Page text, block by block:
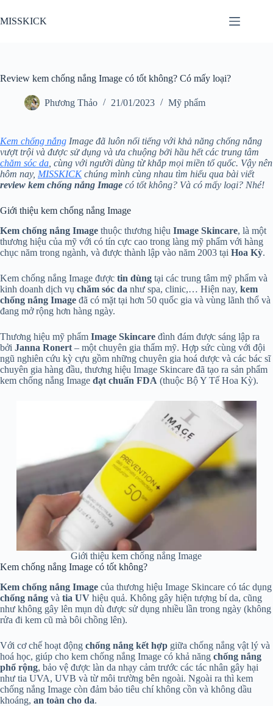
đến
phần
MISSKICK
Review kem chống nắng Image có tốt không? Có mấy loại?
Phương Thảo 21/01/2023 Mỹ phẩm
Kem chống nắng Image đã luôn nổi tiếng với khả năng chống nắng
vượt trội và được sử dụng và ưa chuộng bởi hầu hết các trung tâm
chăm sóc da , cùng với người dùng từ khắp mọi miền tổ quốc. Vậy nên
hôm nay, MISSKICKchúng mình cùng nhau tìm hiểu qua bài viết
review kem chống nắng Image có tốt không? Và có mấy loại? Nhé!
Giới thiệu kem chống nắng Image
Kem chống nắng Image thuộc thương hiệu Image Skincare, là một
thương hiệu của mỹ với có tín cực cao trong làng mỹ phẩm với hàng
chục năm trong ngành, và được thành lập vào năm 2003 tại Hoa Kỳ.
Kem chống nắng Image được tin dùng tại các trung tâm mỹ phẩm và
kinh doanh dịch vụ chăm sóc da như spa, clinic,… Hiện nay, kem
chống nắng Image đã có mặt tại hơn 50 quốc gia và vùng lãnh thổ và
đang mở rộng hơn hàng ngày.
Thương hiệu mỹ phẩm Image Skincare đình đám được sáng lập ra
bởi Janna Ronert – một chuyên gia thẩm mỹ. Hợp sức cùng với đội
ngũ nghiên cứu kỳ cựu gồm những chuyên gia hoá dược và các bác sĩ
chuyên gia hàng đầu, thương hiệu Image Skincare đã tạo ra sản phẩm
kem chống nắng Image đạt chuẩn FDA (thuộc Bộ Y Tế Hoa Kỳ).
Giới thiệu kem chống nắng Image
Kem chống nắng Image có tốt không?
Kem chống nắng Image của thương hiệu Image Skincare có tác dụng
chống nắng và tia UV hiệu quả. Không gây hiện tượng bí da, cũng
như không gây lên mụn dù được sử dụng nhiều lần trong ngày (không
rửa đi kem cũ mà bôi chồng lên).
Với cơ chế hoạt động chống nắng kết hợp giữa chống nắng vật lý và
hoá học, giúp cho kem chống nắng Image có khả năng chống nắng
phổ rộng, bảo vệ được làn da nhạy cảm trước các tác nhân gây hại
như tia UVA, UVB và từ môi trường bên ngoài. Ngoài ra thì kem
chống nắng Image còn đảm bảo tiêu chí không cồn và không dầu
khoáng, an toàn cho da.